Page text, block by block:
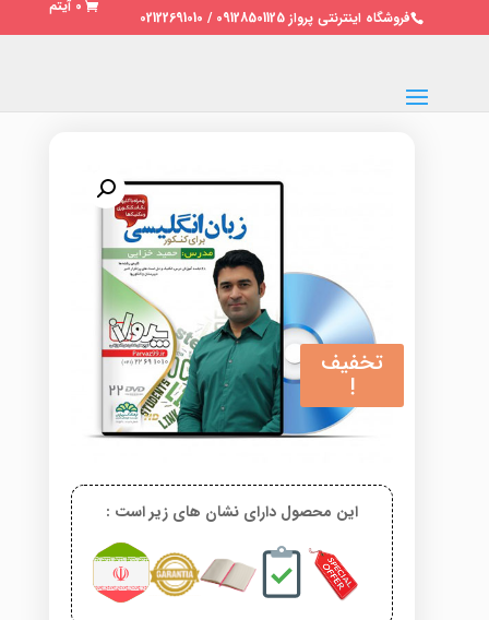
فروشگاه اینترنتی پرواز 09128501125 / 02122691010
0 آیتم
تخفیف
!
این محصول دارای نشان های زیر است :